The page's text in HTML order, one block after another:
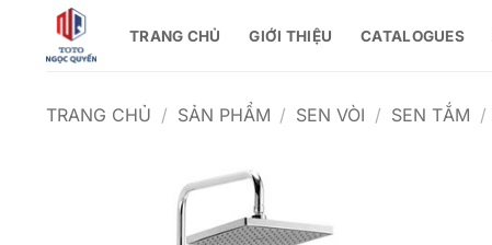
TRANG CHỦ GIỚI THIỆU CATALOGUES
TRANG CHỦ / SẢN PHẨM / SEN VÒI / SEN TẮM /